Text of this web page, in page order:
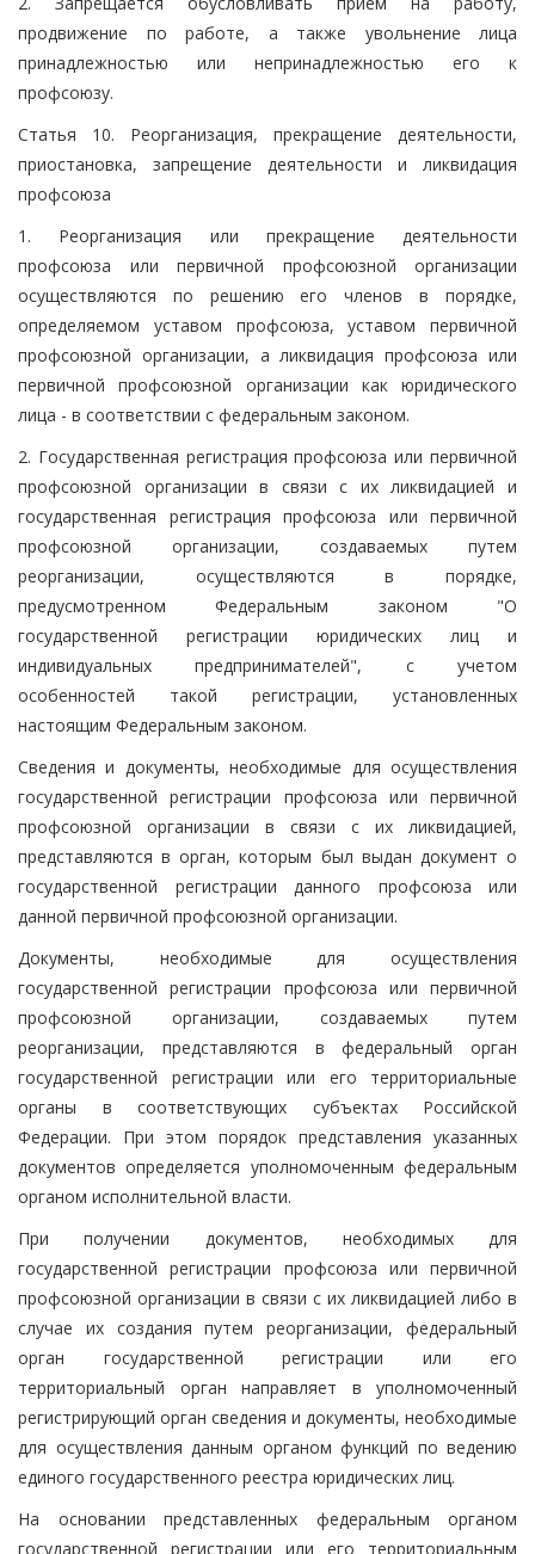
продвижение по работе, а также увольнение лица
принадлежностью или непринадлежностью его к
профсоюзу.
Статья 10. Реорганизация, прекращение деятельности,
приостановка, запрещение деятельности и ликвидация
профсоюза
1. Реорганизация или прекращение деятельности
профсоюза или первичной профсоюзной организации
осуществляются по решению его членов в порядке,
определяемом уставом профсоюза, уставом первичной
профсоюзной организации, а ликвидация профсоюза или
первичной профсоюзной организации как юридического
лица - в соответствии с федеральным законом.
2. Государственная регистрация профсоюза или первичной
профсоюзной организации в связи с их ликвидацией и
государственная регистрация профсоюза или первичной
профсоюзной организации, создаваемых путем
реорганизации, осуществляются в порядке,
предусмотренном Федеральным законом "О
государственной регистрации юридических лиц и
индивидуальных предпринимателей", с учетом
особенностей такой регистрации, установленных
настоящим Федеральным законом.
Сведения и документы, необходимые для осуществления
государственной регистрации профсоюза или первичной
профсоюзной организации в связи с их ликвидацией,
представляются в орган, которым был выдан документ о
государственной регистрации данного профсоюза или
данной первичной профсоюзной организации.
Документы, необходимые для осуществления
государственной регистрации профсоюза или первичной
профсоюзной организации, создаваемых путем
реорганизации, представляются в федеральный орган
государственной регистрации или его территориальные
органы в соответствующих субъектах Российской
Федерации. При этом порядок представления указанных
документов определяется уполномоченным федеральным
органом исполнительной власти.
При получении документов, необходимых для
государственной регистрации профсоюза или первичной
профсоюзной организации в связи с их ликвидацией либо в
случае их создания путем реорганизации, федеральный
орган государственной регистрации или его
территориальный орган направляет в уполномоченный
регистрирующий орган сведения и документы, необходимые
для осуществления данным органом функций по ведению
единого государственного реестра юридических лиц.
На основании представленных федеральным органом
государственной регистрации или его территориальным